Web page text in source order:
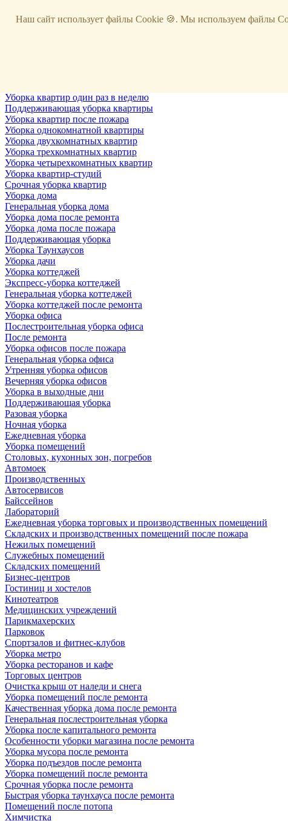
Уборка
Уборка квартир один раз в неделю
Поддерживающая уборка квартиры
Уборка квартир после пожара
Уборка однокомнатной квартиры
Уборка двухкомнатных квартир
Уборка трехкомнатных квартир
Уборка четырехкомнатных квартир
Уборка квартир-студий
Срочная уборка квартир
Уборка дома
Генеральная уборка дома
Уборка дома после ремонта
Уборка дома после пожара
Поддерживающая уборка
Уборка Таунхаусов
Уборка дачи
Уборка коттеджей
Экспресс-уборка коттеджей
Генеральная уборка коттеджей
Уборка коттеджей после ремонта
Уборка офиса
Послестроительная уборка офиса
После ремонта
Уборка офисов после пожара
Генеральная уборка офиса
Утренняя уборка офисов
Вечерняя уборка офисов
Уборка в выходные дни
Поддерживающая уборка
Разовая уборка
Ночная уборка
Ежедневная уборка
Уборка помещений
Столовых, кухонных зон, погребов
Автомоек
Производственных
Автосервисов
Байссейнов
Лабораторий
Ежедневная уборка торговых и производственных помещений
Складских и производственных помещений после пожара
Нежилых помещений
Служебных помещений
Складских помещений
Бизнес-центров
Гостиниц и хостелов
Кинотеатров
Медицинских учреждений
Парикмахерских
Парковок
Спортзалов и фитнес-клубов
Уборка метро
Уборка ресторанов и кафе
Торговых центров
Очистка крыш от наледи и снега
Уборка помещений после ремонта
Качественная уборка дома после ремонта
Генеральная послестроительная уборка
Уборка после капитального ремонта
Особенности уборки магазина после ремонта
Уборка мусора после ремонта
Уборка подъездов после ремонта
Уборка помещений после ремонта
Срочная уборка после ремонта
Быстрая уборка таунхауса после ремонта
Помещений после потопа
Химчистка
Наш сайт использует файлы Cookie 🍪. Мы используем файлы